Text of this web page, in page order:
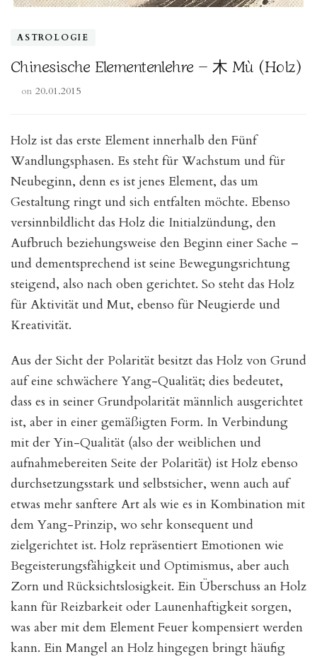
ASTROLOGIE
Chinesische Elementenlehre – 木 Mù (Holz)
on 20.01.2015
Holz ist das erste Element innerhalb den Fünf
Wandlungsphasen. Es steht für Wachstum und für
Neubeginn, denn es ist jenes Element, das um
Gestaltung ringt und sich entfalten möchte. Ebenso
versinnbildlicht das Holz die Initialzündung, den
Aufbruch beziehungsweise den Beginn einer Sache –
und dementsprechend ist seine Bewegungsrichtung
steigend, also nach oben gerichtet. So steht das Holz
für Aktivität und Mut, ebenso für Neugierde und
Kreativität.
Aus der Sicht der Polarität besitzt das Holz von Grund
auf eine schwächere Yang-Qualität; dies bedeutet,
dass es in seiner Grundpolarität männlich ausgerichtet
ist, aber in einer gemäßigten Form. In Verbindung
mit der Yin-Qualität (also der weiblichen und
aufnahmebereiten Seite der Polarität) ist Holz ebenso
durchsetzungsstark und selbstsicher, wenn auch auf
etwas mehr sanftere Art als wie es in Kombination mit
dem Yang-Prinzip, wo sehr konsequent und
zielgerichtet ist. Holz repräsentiert Emotionen wie
Begeisterungsfähigkeit und Optimismus, aber auch
Zorn und Rücksichtslosigkeit. Ein Überschuss an Holz
kann für Reizbarkeit oder Launenhaftigkeit sorgen,
was aber mit dem Element Feuer kompensiert werden
kann. Ein Mangel an Holz hingegen bringt häufig